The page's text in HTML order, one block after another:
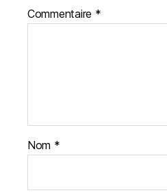
Commentaire *
Nom *